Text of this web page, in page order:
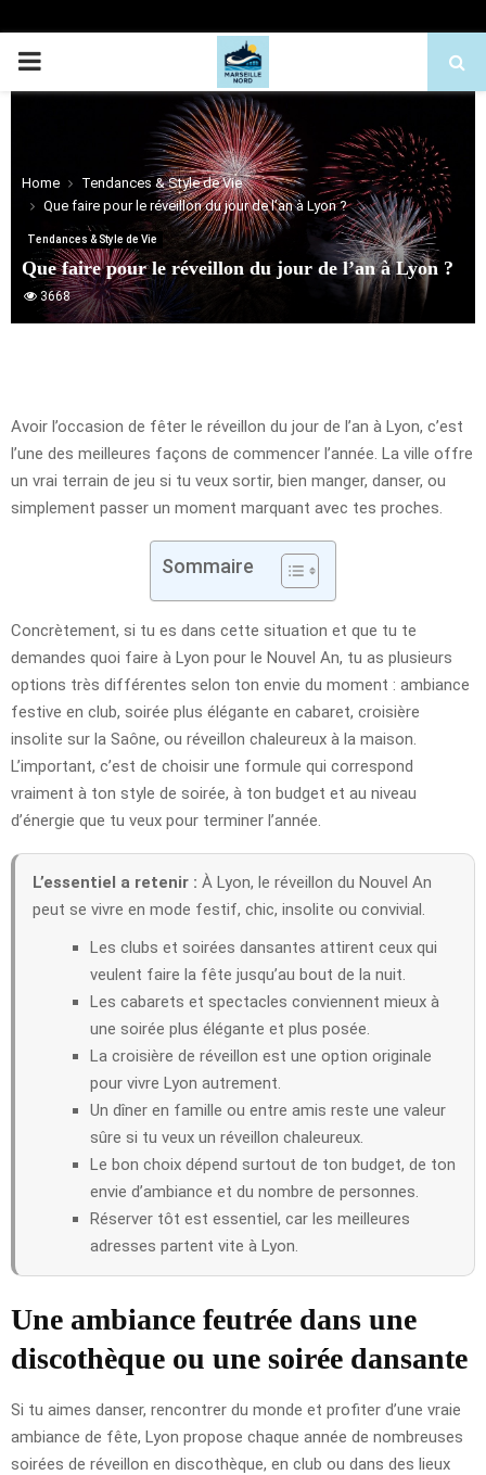
PRIMARY
Home
Tendances & Style de Vie
Que faire pour le réveillon du jour de l’an à Lyon ?
Tendances & Style de Vie
Que faire pour le réveillon du jour de l’an à Lyon ?
3668
Avoir l’occasion de fêter le réveillon du jour de l’an à Lyon, c’est
l’une des meilleures façons de commencer l’année. La ville offre
un vrai terrain de jeu si tu veux sortir, bien manger, danser, ou
simplement passer un moment marquant avec tes proches.
Sommaire
Concrètement, si tu es dans cette situation et que tu te
demandes quoi faire à Lyon pour le Nouvel An, tu as plusieurs
options très différentes selon ton envie du moment : ambiance
festive en club, soirée plus élégante en cabaret, croisière
insolite sur la Saône, ou réveillon chaleureux à la maison.
L’important, c’est de choisir une formule qui correspond
vraiment à ton style de soirée, à ton budget et au niveau
d’énergie que tu veux pour terminer l’année.
L’essentiel a retenir : À Lyon, le réveillon du Nouvel An
peut se vivre en mode festif, chic, insolite ou convivial.
Les clubs et soirées dansantes attirent ceux qui
veulent faire la fête jusqu’au bout de la nuit.
Les cabarets et spectacles conviennent mieux à
une soirée plus élégante et plus posée.
La croisière de réveillon est une option originale
pour vivre Lyon autrement.
Un dîner en famille ou entre amis reste une valeur
sûre si tu veux un réveillon chaleureux.
Le bon choix dépend surtout de ton budget, de ton
envie d’ambiance et du nombre de personnes.
Réserver tôt est essentiel, car les meilleures
adresses partent vite à Lyon.
Une ambiance feutrée dans une
discothèque ou une soirée dansante
Si tu aimes danser, rencontrer du monde et profiter d’une vraie
ambiance de fête, Lyon propose chaque année de nombreuses
soirées de réveillon en discothèque, en club ou dans des lieux